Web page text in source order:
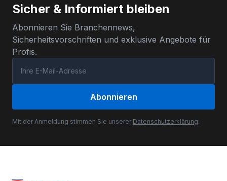
Sicher & Informiert bleiben
Abonnieren Sie Branchennews,
Sicherheitsvorschriften und exklusive Angebote für
Profis.
Abonnieren
Mit der Anmeldung stimmen Sie unserer Datenschutzerklärung.